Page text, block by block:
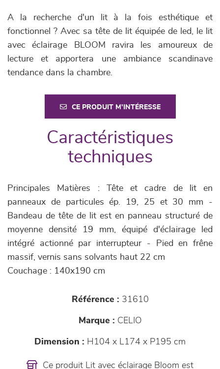
A la recherche d'un lit à la fois esthétique et
fonctionnel ? Avec sa tête de lit équipée de led, le lit
avec éclairage BLOOM ravira les amoureux de
lecture et apportera une ambiance scandinave
tendance dans la chambre.
CE PRODUIT M'INTÉRESSE
Caractéristiques
techniques
Principales Matières : Tête et cadre de lit en
panneaux de particules ép. 19, 25 et 30 mm -
Bandeau de tête de lit est en panneau structuré de
moyenne densité 19 mm, équipé d'éclairage led
intégré actionné par interrupteur - Pied en frêne
massif, vernis sans solvants haut 22 cm
Couchage : 140x190 cm
Référence : 31610
Marque : CELIO
Dimension : H104 x L174 x P195 cm
Ce produit Lit avec éclairage Bloom est